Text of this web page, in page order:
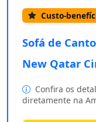
Custo-
Sofá de
New Qatar
Confira os
diretamente na